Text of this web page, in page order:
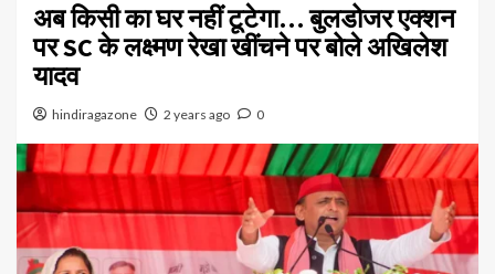
अब किसी का घर नहीं टूटेगा… बुलडोजर एक्शन
पर SC के लक्ष्मण रेखा खींचने पर बोले अखिलेश
यादव
hindiragazone 2 years ago 0